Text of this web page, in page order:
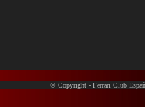
© Copyright - Ferrari Club